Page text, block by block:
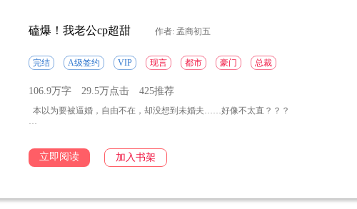
磕爆！我老公cp超甜 作者: 孟商初五
完结 A级签约 VIP 现言 都市 豪门 总裁
106.9万字 29.5万点击 425推荐
本以为要被逼婚，自由不在，却没想到未婚夫……好像不太直？？？
谁知道，磕CP正兴起，自家老公看她的眼神咋不对劲了。
立即阅读 加入书架